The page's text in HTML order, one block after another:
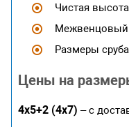
Чистая
Межвенцовый
Размеры
Цены на
4х5+2 (4х7) – с